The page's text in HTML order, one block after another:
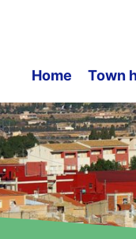
Home Town